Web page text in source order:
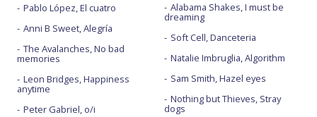
Pablo López, El cuatro
Anni B Sweet, Alegría
The Avalanches, No bad
memories
Leon Bridges, Happiness
anytime
Peter Gabriel, o/i
Alabama Shakes, I must be
dreaming
Soft Cell, Danceteria
Natalie Imbruglia, Algorithm
Sam Smith, Hazel eyes
Nothing but Thieves, Stray
dogs